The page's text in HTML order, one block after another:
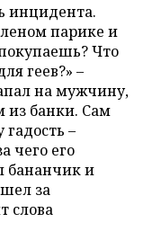
инцидента.
парике и
Что
геев?» –
на мужчину,
из банки. Сам
–
чего его
бананчик и
за
слова